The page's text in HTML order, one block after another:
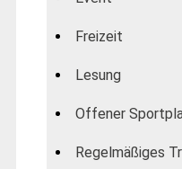
Freizeit
Lesung
Offener
Regelmäßiges